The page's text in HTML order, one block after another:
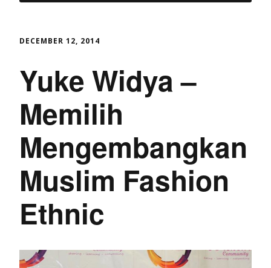
DECEMBER 12, 2014
Yuke Widya –
Memilih
Mengembangkan
Muslim Fashion
Ethnic